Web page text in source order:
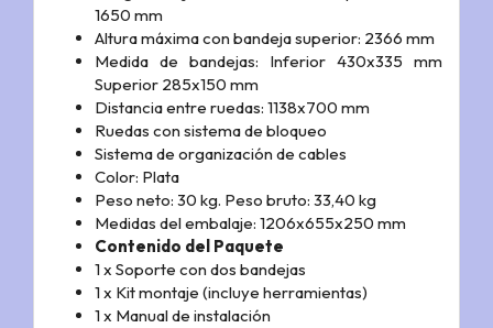
1650 mm
Altura máxima con bandeja superior: 2366 mm
Medida de bandejas: Inferior 430x335 mm
Superior 285x150 mm
Distancia entre ruedas: 1138x700 mm
Ruedas con sistema de bloqueo
Sistema de organización de cables
Color: Plata
Peso neto: 30 kg. Peso bruto: 33,40 kg
Medidas del embalaje: 1206x655x250 mm
Contenido del Paquete
1 x Soporte con dos bandejas
1 x Kit montaje (incluye herramientas)
1 x Manual de instalación